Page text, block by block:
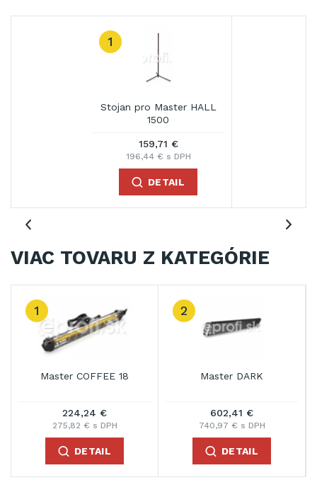
1
Stojan pro Master HALL
1500
159,71 €
196,44 € s DPH
DETAIL
VIAC TOVARU Z KATEGÓRIE
Master FACT 20
383,33 €
471,49 € s DPH
DETAIL
Master HALL3000
570,12 €
701,25 € s DPH
DETAIL